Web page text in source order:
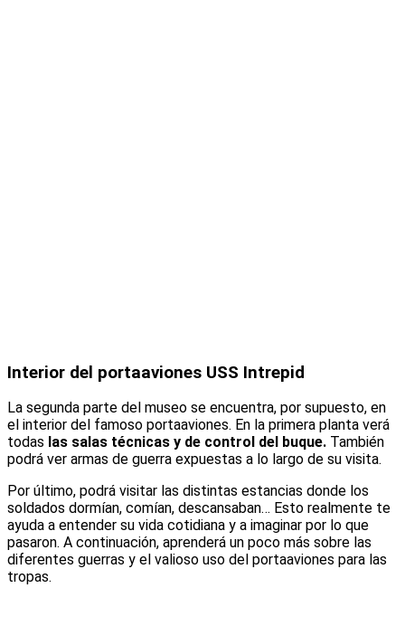
Interior del portaaviones USS Intrepid
La segunda parte del museo se encuentra, por supuesto, en
el interior del famoso portaaviones. En la primera planta verá
todas las salas técnicas y de control del buque. También
podrá ver armas de guerra expuestas a lo largo de su visita.
Por último, podrá visitar las distintas estancias donde los
soldados dormían, comían, descansaban… Esto realmente te
ayuda a entender su vida cotidiana y a imaginar por lo que
pasaron. A continuación, aprenderá un poco más sobre las
diferentes guerras y el valioso uso del portaaviones para las
tropas.